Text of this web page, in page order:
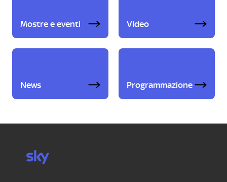
Mostre e eventi Video
News Programmazione